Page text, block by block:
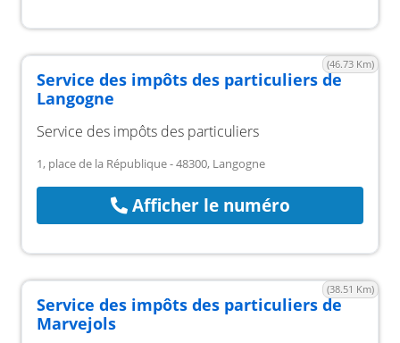
(46.73 Km)
Service des impôts des particuliers de
Langogne
Service des impôts des particuliers
1, place de la République - 48300, Langogne
Afficher le numéro
(38.51 Km)
Service des impôts des particuliers de
Marvejols